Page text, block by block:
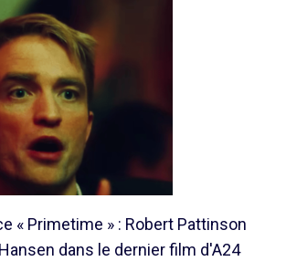
« Primetime » : Robert Pattinson
dans le dernier film d'A24